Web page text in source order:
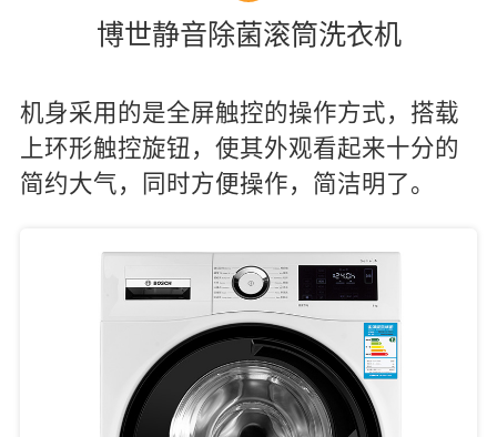
博世静音除菌滚筒洗衣机
机身采用的是全屏触控的操作方式，搭载
上环形触控旋钮，使其外观看起来十分的
简约大气，同时方便操作，简洁明了。